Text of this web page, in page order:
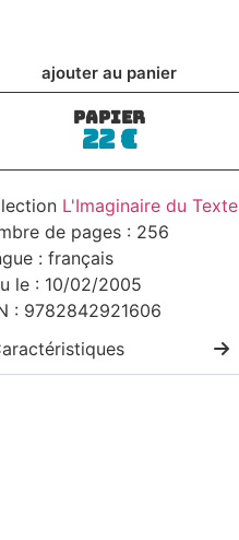
ajouter au panier
PAPIER
22€
L'Imaginaire du Texte
de pages : 256
: français
le : 10/02/2005
: 9782842921606